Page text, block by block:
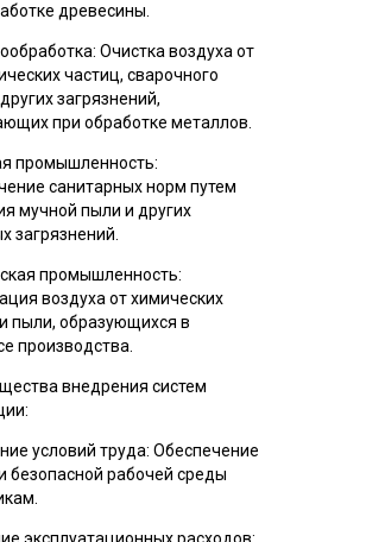
древесины.
Очистка воздуха от
частиц, сварочного
загрязнений,
при обработке металлов.
промышленность:
санитарных норм путем
мучной пыли и других
загрязнений.
промышленность:
воздуха от химических
пыли, образующихся в
производства.
внедрения систем
условий труда: Обеспечение
безопасной рабочей среды